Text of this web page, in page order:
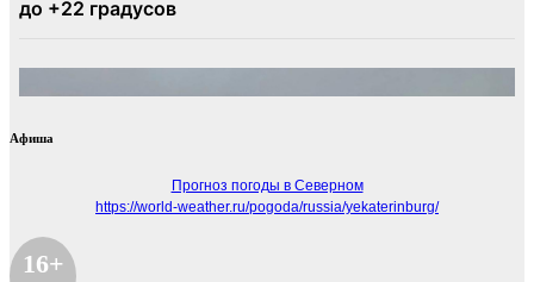
Афиша
Прогноз погоды в Северном
https://world-weather.ru/pogoda/russia/yekaterinburg/
16+